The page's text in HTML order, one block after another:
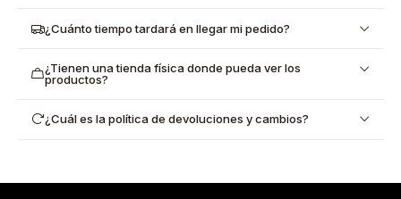
¿Cuánto tiempo tardará en llegar mi pedido?
¿Tienen una tienda física donde pueda ver los
productos?
¿Cuál es la política de devoluciones y cambios?